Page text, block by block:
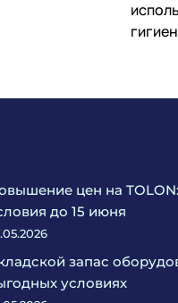
цен на
до 15 июня
запас
условиях